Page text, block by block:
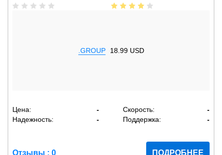
.GROUP 18.99 USD
Цена: - Скорость:
-
Надежность:
- Поддержка: -
Отзывы : 0 ПОДРОБНЕЕ